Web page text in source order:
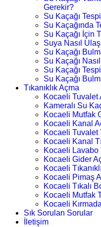
Gerekir?
Su Kaçağı
Su Kaçağında
Su Kaçağı İçin
Suya Nasıl
Su Kaçağı
Su Kaçağı
Su Kaçağı
Su Kaçağı
Tıkanıklık Açma
Kocaeli Tuvalet
Kameralı Su
Kocaeli Mutfak
Kocaeli Kanal
Kocaeli Tuvalet
Kocaeli Kanal
Kocaeli Lavabo
Kocaeli Gider
Kocaeli
Kocaeli Pimaş
Kocaeli Tıkalı
Kocaeli Mutfak
Kocaeli
Sık Sorulan Sorular
İletişim